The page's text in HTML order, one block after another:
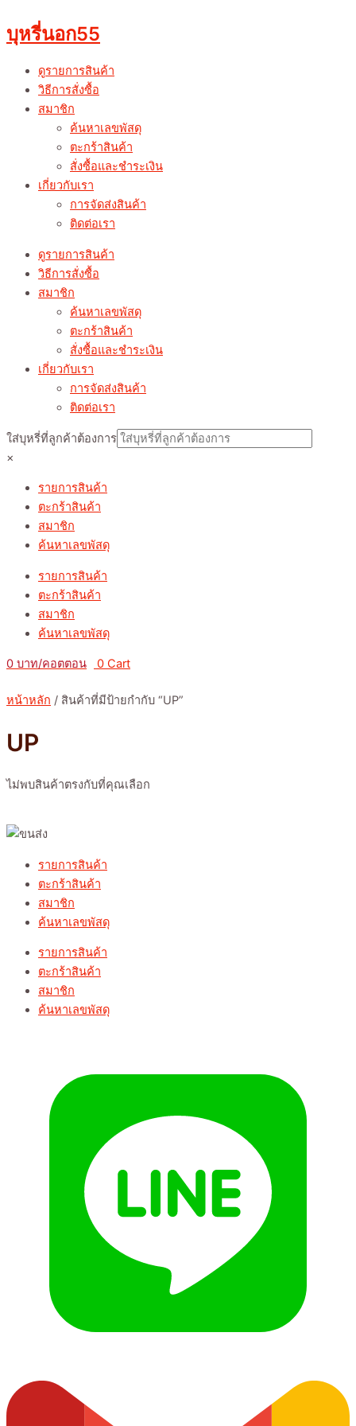
to
content
บุหรี่นอก55
ดูรายการสินค้า
วิธีการสั่งซื้อ
สมาชิก
ค้นหาเลขพัสดุ
ตะกร้าสินค้า
สั่งซื้อและชำระเงิน
เกี่ยวกับเรา
การจัดส่งสินค้า
ติดต่อเรา
ดูรายการสินค้า
วิธีการสั่งซื้อ
สมาชิก
ค้นหาเลขพัสดุ
ตะกร้าสินค้า
สั่งซื้อและชำระเงิน
เกี่ยวกับเรา
การจัดส่งสินค้า
ติดต่อเรา
ใส่บุหรี่ที่ลูกค้าต้องการ
×
รายการสินค้า
ตะกร้าสินค้า
สมาชิก
ค้นหาเลขพัสดุ
รายการสินค้า
ตะกร้าสินค้า
สมาชิก
ค้นหาเลขพัสดุ
0 0 Cart
หน้าหลัก / สินค้าที่มีป้ายกำกับ “UP”
UP
ไม่พบสินค้าตรงกับที่คุณเลือก
รายการสินค้า
ตะกร้าสินค้า
สมาชิก
ค้นหาเลขพัสดุ
รายการสินค้า
ตะกร้าสินค้า
สมาชิก
ค้นหาเลขพัสดุ